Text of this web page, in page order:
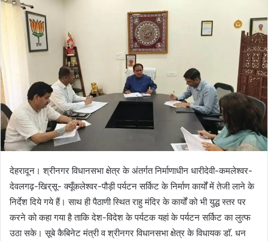
l
देहरादून। श्रीनगर विधानसभा क्षेत्र के अंतर्गत निर्माणाधीन धारीदेवी-कमलेश्वर-
देवलगढ़-खिर्सू- क्यूँकलेश्वर-पौड़ी पर्यटन सर्किट के निर्माण कार्यों में तेजी लाने के
निर्देश दिये गये हैं। साथ ही पैठाणी स्थित राहु मंदिर के कार्यों को भी युद्ध स्तर पर
करने को कहा गया है ताकि देश-विदेश के पर्यटक यहां के पर्यटन सर्किट का लुत्फ
उठा सके। सूबे कैबिनेट मंत्री व श्रीनगर विधानसभा क्षेत्र के विधायक डाॅ. धन